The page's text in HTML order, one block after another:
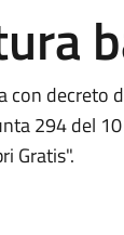
con
294 del
Gratis".